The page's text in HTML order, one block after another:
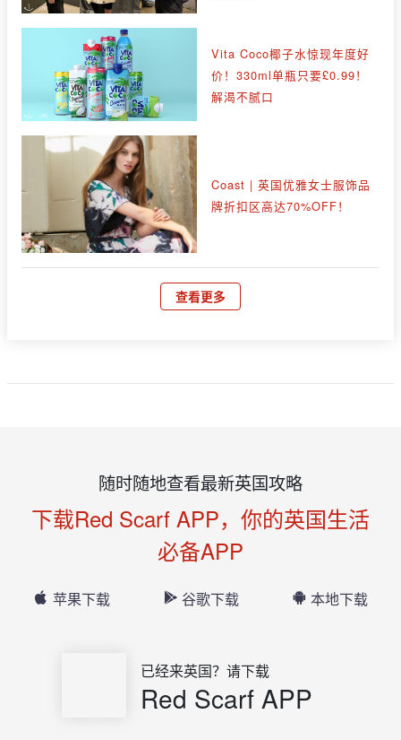
Vita Coco椰子水惊现年度好
价！330ml单瓶只要£0.99！
解渴不腻口
Coast | 英国优雅女士服饰品
牌折扣区高达70%OFF！
查看更多
随时随地查看最新英国攻略
下载Red Scarf APP，你的英国生活
必备APP
苹果下载 谷歌下载 本地下载
已经来英国？请下载
Red Scarf APP